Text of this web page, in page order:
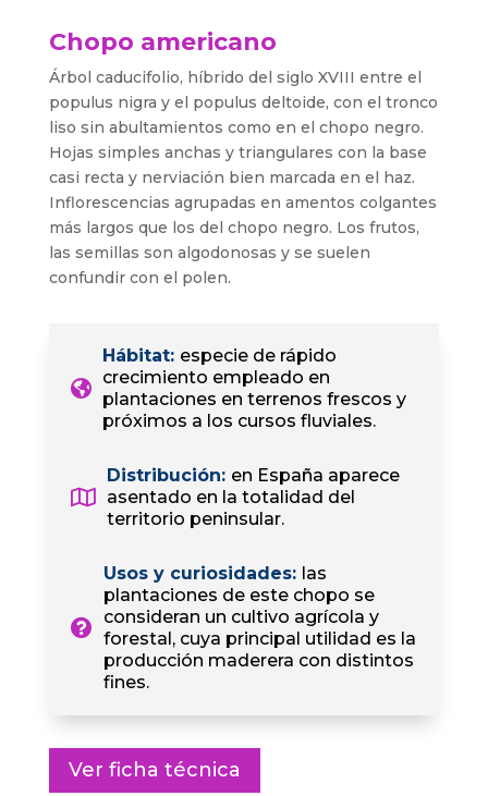
Chopo americano
Árbol caducifolio, híbrido del siglo XVIII entre el
populus nigra y el populus deltoide, con el tronco
liso sin abultamientos como en el chopo negro.
Hojas simples anchas y triangulares con la base
casi recta y nerviación bien marcada en el haz.
Inflorescencias agrupadas en amentos colgantes
más largos que los del chopo negro. Los frutos,
las semillas son algodonosas y se suelen
confundir con el polen.
Hábitat: especie de rápido
crecimiento empleado en
plantaciones en terrenos frescos y
próximos a los cursos fluviales.
Distribución: en España aparece
asentado en la totalidad del
territorio peninsular.
Usos y curiosidades: las
plantaciones de este chopo se
consideran un cultivo agrícola y
forestal, cuya principal utilidad es la
producción maderera con distintos
fines.
Ver ficha técnica